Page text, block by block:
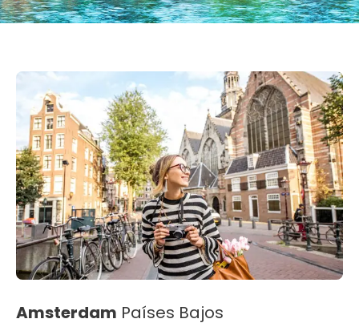
Amsterdam Países Bajos